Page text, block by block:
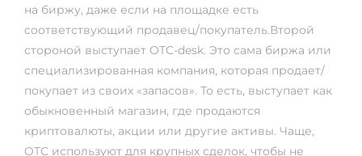
на биржу, даже если на площадке есть
соответствующий продавец/покупатель.Второй
стороной выступает OTC-desk. Это сама биржа или
специализированная компания, которая продает/
покупает из своих «запасов». То есть, выступает как
обыкновенный магазин, где продаются
криптовалюты, акции или другие активы. Чаще,
OTC используют для крупных сделок, чтобы не